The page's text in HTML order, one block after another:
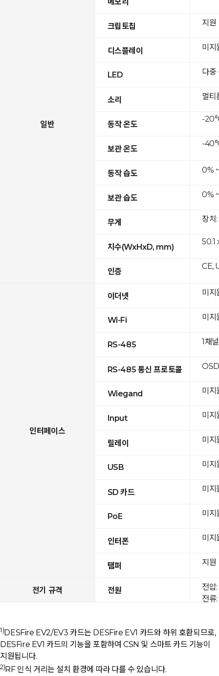
일반
메모리
크립토칩
디스플레이
LED
소리
동작 온도
보관 온도
동작 습도
보관 습도
무게
치수(WxHxD, mm)
인증
인터페이스
이더넷
Wi-Fi
RS-485
RS-485 통신 프로토콜
Wiegand
Input
릴레이
USB
SD 카드
PoE
인터폰
탬퍼
전기 규격 전원
지원
미지
다중
멀티
-
-
0%
0%
장치
50.1
CE,
미지
미지
1채
미지
미지
미지
미지
미지
미지
미지
지원
전압
전류
1)DESFire EV2/EV3 카드는 DESFire EV1 카드와 하위 호환되므로,
DESFire EV1 카드의 기능을 포함하여 CSN 및 스마트 카드 기능이
지원됩니다.
2)RF 인식 거리는 설치 환경에 따라 다를 수 있습니다.